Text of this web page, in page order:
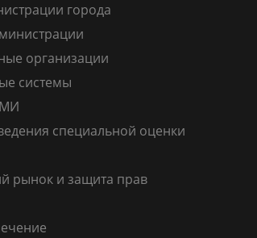
города
организации
системы
специальной оценки
рынок и защита прав